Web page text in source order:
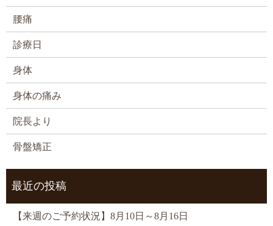
腰痛
診療日
身体
身体の痛み
院長より
骨盤矯正
最近の投稿
【来週のご予約状況】8月10日～8月16日